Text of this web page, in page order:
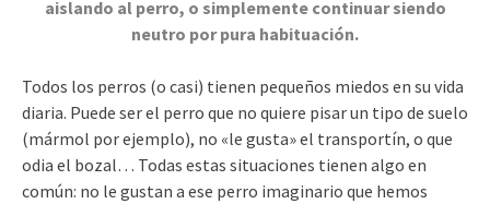
aislando al perro, o simplemente continuar siendo
neutro por pura habituación.
Todos los perros (o casi) tienen pequeños miedos en su vida
diaria. Puede ser el perro que no quiere pisar un tipo de suelo
(mármol por ejemplo), no «le gusta» el transportín, o que
odia el bozal… Todas estas situaciones tienen algo en
común: no le gustan a ese perro imaginario que hemos